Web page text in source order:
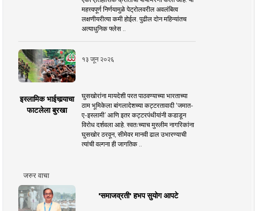
महत्त्वपूर्ण निर्णयामुळे पेट्रोलवरील अवलंबित्व
लक्षणीयरीत्या कमी होईल. पुढील दोन महिन्यांतच
अत्याधुनिक फ्लेस ..
१३ जून २०२६
इस्लामिक भाईचार्‍याचा
फाटलेला बुरखा
घुसखोरांना मायदेशी परत पाठवण्याच्या भारताच्या
ठाम भूमिकेला बांगलादेशच्या कट्टरतावादी ‘जमात-
ए-इस्लामी’ आणि इतर कट्टरपंथीयांनी कडाडून
विरोध दर्शवला आहे. स्वतःच्याच मुस्लीम नागरिकांना
घुसखोर ठरवून, सीमेवर मानवी ढाल उभारण्याची
त्यांची वल्गना ही जागतिक ..
जरुर वाचा
'समाजव्रती' हभप सुयोग आपटे